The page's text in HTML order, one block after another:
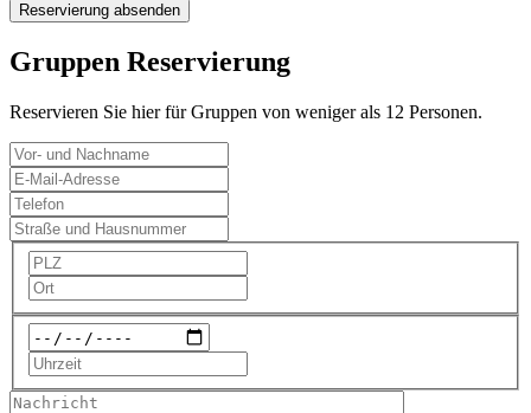
Reservierung absenden
Gruppen Reservierung
Reservieren Sie hier für Gruppen von weniger als 12 Personen.